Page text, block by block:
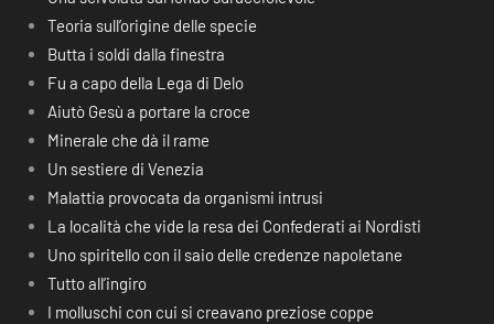
Teoria sull’origine delle specie
Butta i soldi dalla finestra
Fu a capo della Lega di Delo
Aiutò Gesù a portare la croce
Minerale che dà il rame
Un sestiere di Venezia
Malattia provocata da organismi intrusi
La località che vide la resa dei Confederati ai Nordisti
Uno spiritello con il saio delle credenze napoletane
Tutto all’ingiro
I molluschi con cui si creavano preziose coppe